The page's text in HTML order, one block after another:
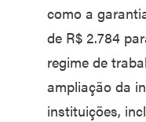
como a
de R$ 2.784
regime de
ampliação da
instituições,